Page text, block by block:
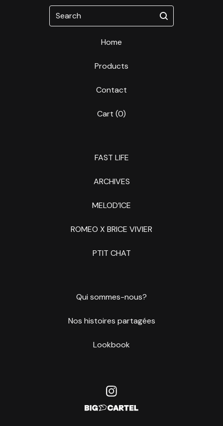
Search
Home
Products
Contact
Cart (0)
FAST LIFE
ARCHIVES
MELOD’ICE
ROMEO X BRICE VIVIER
PTIT CHAT
Qui sommes-nous?
Nos histoires partagées
Lookbook